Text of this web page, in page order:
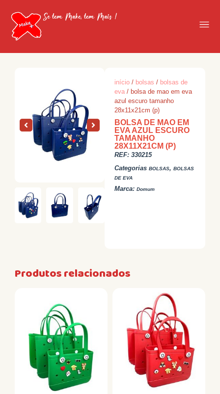
Se tem Make, tem Mais !
início / bolsas / bolsas de
eva / bolsa de mao em eva
azul escuro tamanho
28x11x21cm (p)
BOLSA DE MAO EM
EVA AZUL ESCURO
TAMANHO
28X11X21CM (P)
REF:330215
Categorias BOLSAS,BOLSAS
DE EVA
Marca:Domum
Produtos relacionados